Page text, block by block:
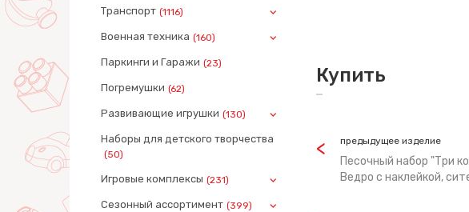
Транспорт (1116)
Военная техника (160)
Паркинги и Гаражи (23)
Погремушки (62)
Развивающие игрушки (130)
Наборы для детского творчества
(50)
Игровые комплексы (231)
Сезонный ассортимент (399)
Купить
предыдущее изделие
Песочный набор "Три
Ведро с наклейкой,